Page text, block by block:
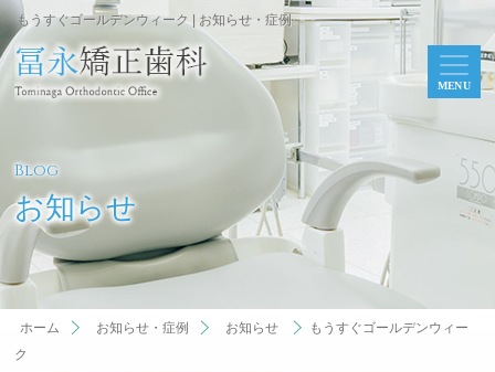
もうすぐゴールデンウィーク | お知らせ・症例
MENU
Blog
お知らせ
ホーム お知らせ・症例 お知らせ
もうすぐゴールデンウィー
ク